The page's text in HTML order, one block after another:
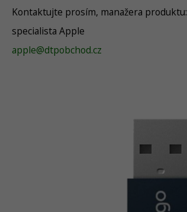
Kontaktujte prosím, manažera produktu:
specialista Apple
apple@dtpobchod.cz